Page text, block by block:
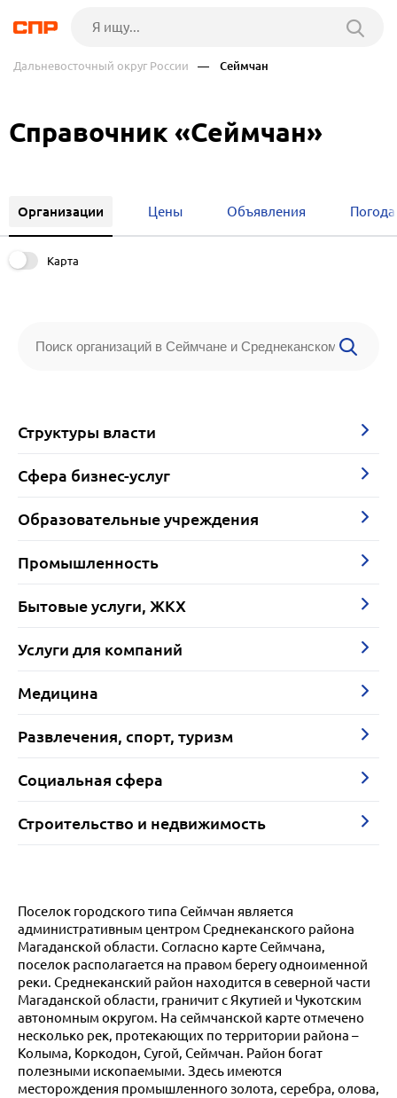
Дальневосточный округ России — Сеймчан
Справочник «Сеймчан»
Организации Цены Объявления Погода
Карта
Структуры власти
Сфера бизнес-услуг
Образовательные учреждения
Промышленность
Бытовые услуги, ЖКХ
Услуги для компаний
Медицина
Развлечения, спорт, туризм
Социальная сфера
Строительство и недвижимость
Поселок городского типа Сеймчан является
административным центром Среднеканского района
Магаданской области. Согласно карте Сеймчана,
поселок располагается на правом берегу одноименной
реки. Среднеканский район находится в северной части
Магаданской области, граничит с Якутией и Чукотским
автономным округом. На сеймчанской карте отмечено
несколько рек, протекающих по территории района –
Колыма, Коркодон, Сугой, Сеймчан. Район богат
полезными ископаемыми. Здесь имеются
месторождения промышленного золота, серебра, олова,